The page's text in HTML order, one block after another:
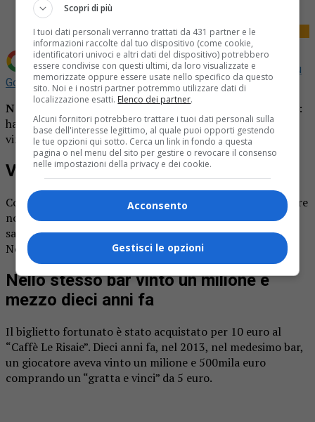
Aggiungi La Provincia di Biella come Fonte preferita su
Google
NOVARA
– Cittadino di Novara baciato dalla Dea bendata:
ha vinto mezzo milione di euro grattando un “gratta e
vinci” da 10 euro.
Vinto mezzo milione di euro a Novara
Come riportato da Notizia Oggi, il fortunatissimo giocatore
novarese che ha portato a casa mezzo milione di euro
sarebbe un uomo che abita a Casalgiate, in provincia di
Novara.
Nello stesso bar vinto un milione e
mezzo dieci anni fa
Il biglietto fortunato è stato acquistato per 10 euro al
“Caffè Le Risaie”. Dieci anni fa, nel 2013, nel medesimo bar,
un giocatore aveva vinto un milione e 500mila euro
comprando un “gratta e vinci” da 5 euro.
Scopri di più
I tuoi dati personali verranno trattati da 431 partner e le
informazioni raccolte dal tuo dispositivo (come cookie,
identificatori univoci e altri dati del dispositivo) potrebbero
essere condivise con questi ultimi, da loro visualizzate e
memorizzate oppure essere usate nello specifico da questo
sito. Noi e i nostri partner potremmo utilizzare dati di
localizzazione esatti. Elenco dei partner.
Alcuni fornitori potrebbero trattare i tuoi dati personali sulla
base dell'interesse legittimo, al quale puoi opporti gestendo
le tue opzioni qui sotto. Cerca un link in fondo a questa
pagina o nel menu del sito per gestire o revocare il consenso
nelle impostazioni della privacy e dei cookie.
Acconsento
Gestisci le opzioni